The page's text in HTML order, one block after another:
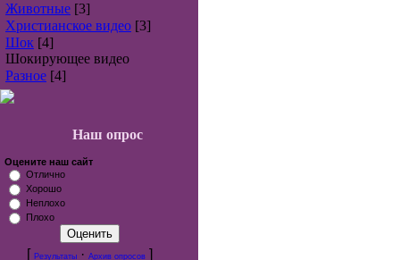
Животные [3]
Христианское видео [3]
Шок [4]
Шокирующее видео
Разное [4]
Наш опрос
Оцените наш сайт
Отлично
Хорошо
Неплохо
Плохо
[ Результаты· Архив опросов]